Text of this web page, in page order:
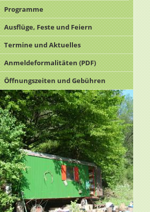
Programme
Ausflüge, Feste und Feiern
Termine und Aktuelles
Anmeldeformalitäten (PDF)
Öffnungszeiten und Gebühren